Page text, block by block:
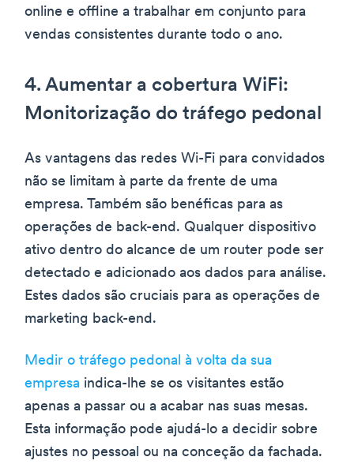
online e offline a trabalhar em conjunto para
vendas consistentes durante todo o ano.
4. Aumentar a cobertura WiFi:
Monitorização do tráfego pedonal
As vantagens das redes Wi-Fi para convidados
não se limitam à parte da frente de uma
empresa. Também são benéficas para as
operações de back-end. Qualquer dispositivo
ativo dentro do alcance de um router pode ser
detectado e adicionado aos dados para análise.
Estes dados são cruciais para as operações de
marketing back-end.
Medir o tráfego pedonal à volta da sua
empresa indica-lhe se os visitantes estão
apenas a passar ou a acabar nas suas mesas.
Esta informação pode ajudá-lo a decidir sobre
ajustes no pessoal ou na conceção da fachada.